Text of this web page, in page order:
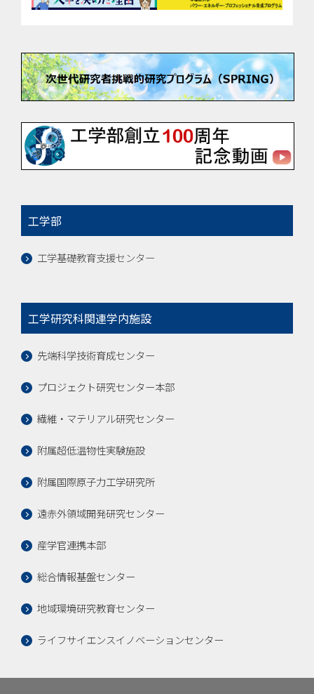
工学部
工学基礎教育支援センター
工学研究科関連学内施設
先端科学技術育成センター
プロジェクト研究センター本部
繊維・マテリアル研究センター
附属超低温物性実験施設
附属国際原子力工学研究所
遠赤外領域開発研究センター
産学官連携本部
総合情報基盤センター
地域環境研究教育センター
ライフサイエンスイノベーションセンター